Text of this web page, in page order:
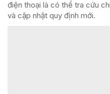
điện thoại là có thể tra cứu
và cập nhật quy định mới.